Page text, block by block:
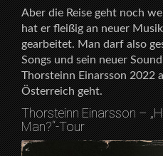
Aber die Reise geht noch
hat er fleißig an neuer
gearbeitet. Man darf also
Songs und sein neuer
Thorsteinn Einarsson 2022
Österreich geht.
Thorsteinn Einarsson –
Man?“-Tour